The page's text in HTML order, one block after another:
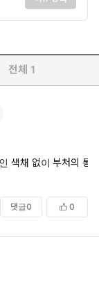
전체 1
색채 없이 부처의 통
댓글0 0